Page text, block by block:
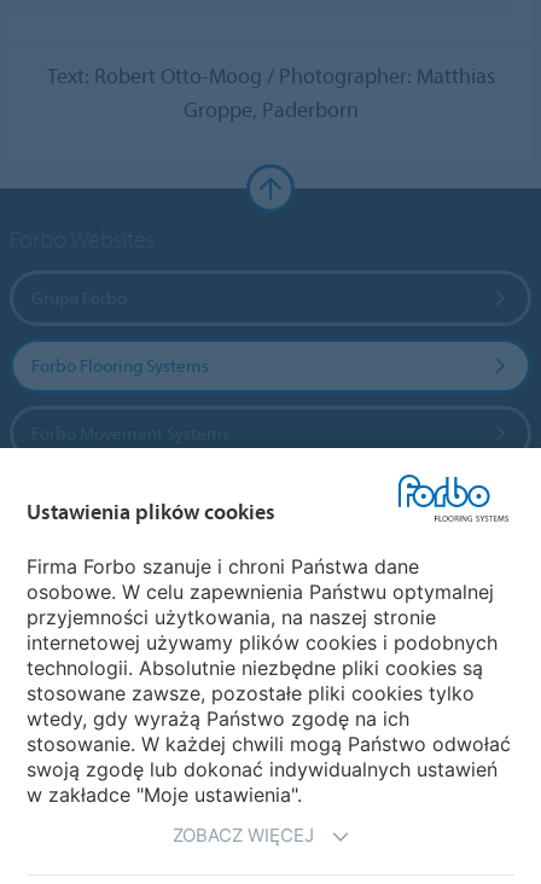
Text: Robert Otto-Moog / Photographer: Matthias
Groppe, Paderborn
Forbo Flooring Systems
Wybierz kraj
My Forbo
NEWSLETTER
Ustawienia plików cookies
Firma Forbo szanuje i chroni Państwa dane
osobowe. W celu zapewnienia Państwu optymalnej
przyjemności użytkowania, na naszej stronie
internetowej używamy plików cookies i podobnych
technologii. Absolutnie niezbędne pliki cookies są
stosowane zawsze, pozostałe pliki cookies tylko
wtedy, gdy wyrażą Państwo zgodę na ich
stosowanie. W każdej chwili mogą Państwo odwołać
swoją zgodę lub dokonać indywidualnych ustawień
w zakładce "Moje ustawienia".
ZOBACZ WIĘCEJ